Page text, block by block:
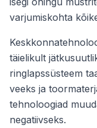
varjumiskohta
täielikult
ringlapssüsteem
veeks ja
tehnoloogiad
negatiivseks.